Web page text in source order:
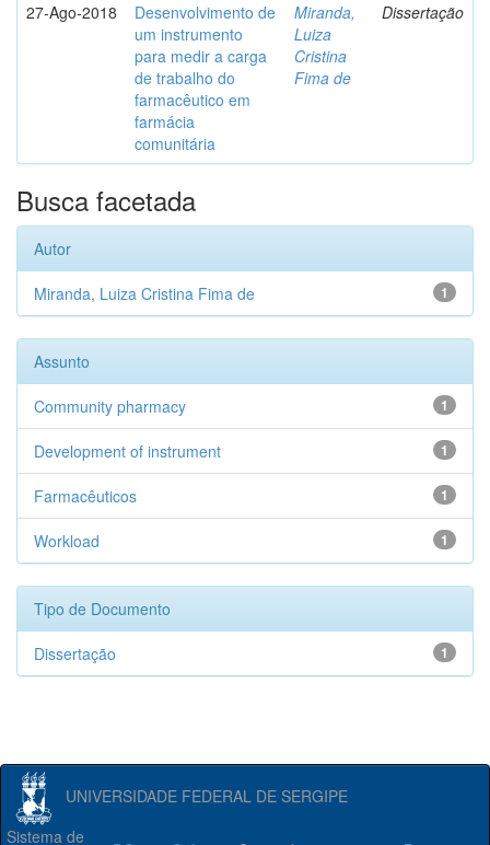
27-Ago-2018
Desenvolvimento de
um instrumento
para medir a carga
de trabalho do
farmacêutico em
farmácia
comunitária
Miranda,
Luiza
Cristina
Fima de
Dissertação
Busca facetada
Autor
1
Miranda, Luiza Cristina Fima de
Assunto
1
Community pharmacy
1
Development of instrument
1
Farmacêuticos
1
Workload
Tipo de Documento
1
Dissertação
UNIVERSIDADE FEDERAL DE SERGIPE
Sistema de